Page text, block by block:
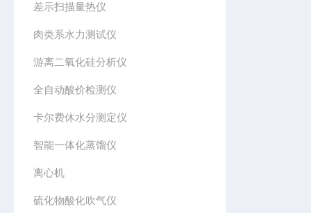
差示扫描量热仪
肉类系水力测试仪
游离二氧化硅分析仪
全自动酸价检测仪
卡尔费休水分测定仪
智能一体化蒸馏仪
离心机
硫化物酸化吹气仪